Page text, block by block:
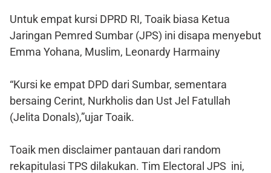
Untuk empat kursi DPRD RI, Toaik biasa Ketua
Jaringan Pemred Sumbar (JPS) ini disapa menyebut
Emma Yohana, Muslim, Leonardy Harmainy
“Kursi ke empat DPD dari Sumbar, sementara
bersaing Cerint, Nurkholis dan Ust Jel Fatullah
(Jelita Donals),”ujar Toaik.
Toaik men disclaimer pantauan dari random
rekapitulasi TPS dilakukan. Tim Electoral JPS ini,